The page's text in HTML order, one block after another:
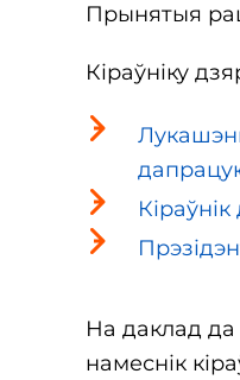
Прынятыя
Кіраўніку
На даклад да
намеснік